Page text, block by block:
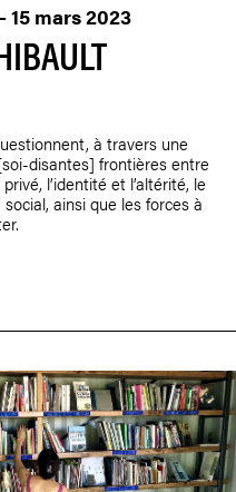
15 mars 2023
à travers une
disantes] frontières entre
l’identité et l’altérité, le
ainsi que les forces à